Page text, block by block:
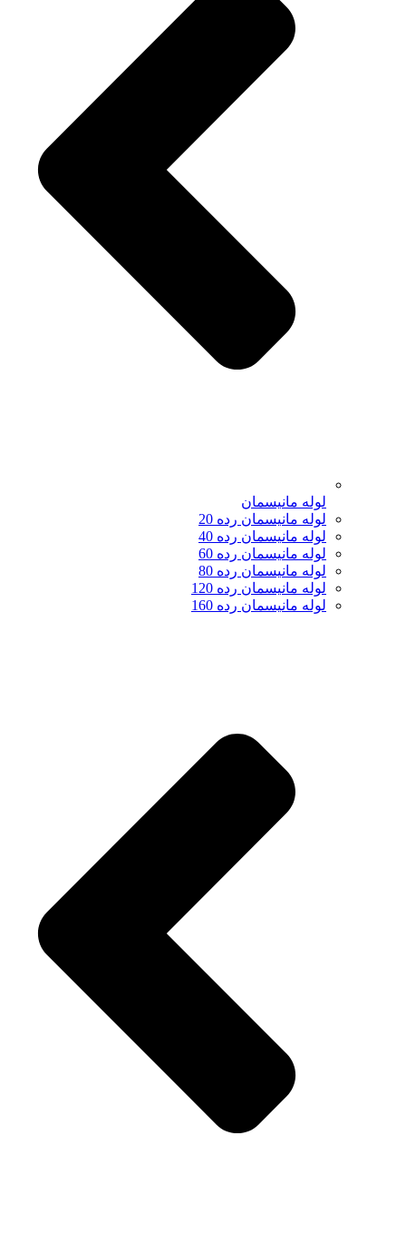
لوله مانیسمان
لوله مانیسمان رده 20
لوله مانیسمان رده 40
لوله مانیسمان رده 60
لوله مانیسمان رده 80
لوله مانیسمان رده 120
لوله مانیسمان رده 160